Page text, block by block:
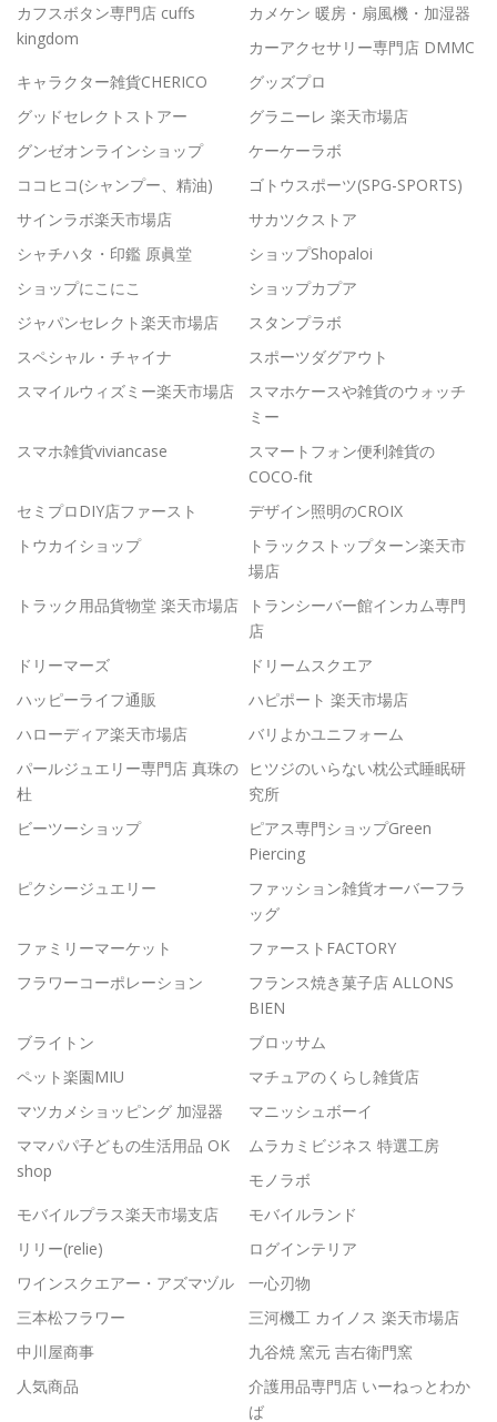
カフスボタン専門店 cuffs
kingdom
カメケン 暖房・扇風機・加湿器
カーアクセサリー専門店 DMMC
キャラクター雑貨CHERICO
グッズプロ
グッドセレクトストアー
グラニーレ 楽天市場店
グンゼオンラインショップ
ケーケーラボ
ココヒコ(シャンプー、精油)
ゴトウスポーツ(SPG-SPORTS)
サインラボ楽天市場店
サカツクストア
シャチハタ・印鑑 原眞堂
ショップShopaloi
ショップにこにこ
ショップカプア
ジャパンセレクト楽天市場店
スタンプラボ
スペシャル・チャイナ
スポーツダグアウト
スマイルウィズミー楽天市場店
スマホケースや雑貨のウォッチ
ミー
スマホ雑貨viviancase
スマートフォン便利雑貨の
COCO-fit
セミプロDIY店ファースト
デザイン照明のCROIX
トウカイショップ
トラックストップターン楽天市
場店
トラック用品貨物堂 楽天市場店
トランシーバー館インカム専門
店
ドリーマーズ
ドリームスクエア
ハッピーライフ通販
ハピポート 楽天市場店
ハローディア楽天市場店
バリよかユニフォーム
パールジュエリー専門店 真珠の
杜
ヒツジのいらない枕公式睡眠研
究所
ビーツーショップ
ピアス専門ショップGreen
Piercing
ピクシージュエリー
ファッション雑貨オーバーフラ
ッグ
ファミリーマーケット
ファーストFACTORY
フラワーコーポレーション
フランス焼き菓子店 ALLONS
BIEN
ブライトン
ブロッサム
ペット楽園MIU
マチュアのくらし雑貨店
マツカメショッピング 加湿器
マニッシュボーイ
ママパパ子どもの生活用品 OK
shop
ムラカミビジネス 特選工房
モノラボ
モバイルプラス楽天市場支店
モバイルランド
リリー(relie)
ログインテリア
ワインスクエアー・アズマヅル
一心刃物
三本松フラワー
三河機工 カイノス 楽天市場店
中川屋商事
九谷焼 窯元 吉右衛門窯
人気商品
介護用品専門店 いーねっとわか
ば